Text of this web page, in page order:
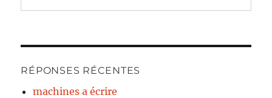
RÉPONSES RÉCENTES
machines a écrire